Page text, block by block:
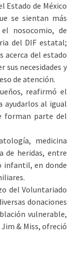
de México
se sientan más
nosocomio, de
del DIF estatal;
acerca del estado
sus necesidades y
de atención.
reafirmó el
ayudarlos al igual
forman parte del
medicina
de heridas, entre
infantil, en donde
del Voluntariado
donaciones
vulnerable,
& Miss, ofreció